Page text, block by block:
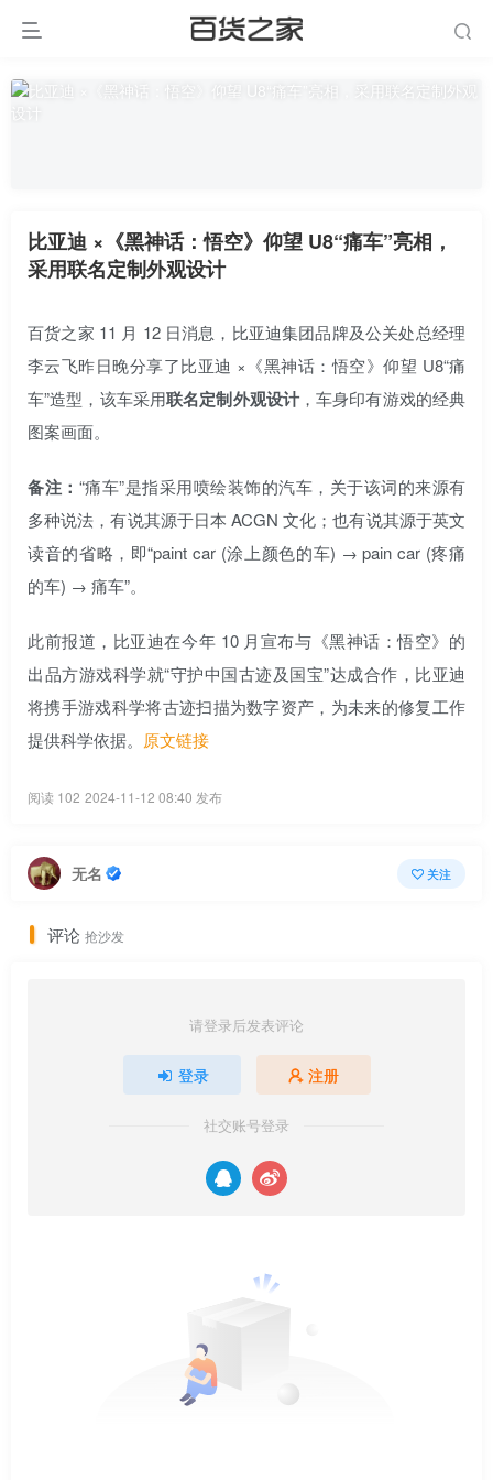
比亚迪 ×《黑神话：悟空》仰望 U8“痛车”亮相，
采用联名定制外观设计
百货之家 11 月 12 日消息，比亚迪集团品牌及公关处总经理
李云飞昨日晚分享了比亚迪 ×《黑神话：悟空》仰望 U8“痛
车”造型，该车采用联名定制外观设计，车身印有游戏的经典
图案画面。
备注： “痛车”是指采用喷绘装饰的汽车，关于该词的来源有
多种说法，有说其源于日本 ACGN 文化；也有说其源于英文
读音的省略，即“paint car (涂上颜色的车) → pain car (疼痛
的车) → 痛车”。
此前报道，比亚迪在今年 10 月宣布与《黑神话：悟空》的
出品方游戏科学就“守护中国古迹及国宝”达成合作，比亚迪
将携手游戏科学将古迹扫描为数字资产，为未来的修复工作
提供科学依据。 原文链接
阅读 102 2024-11-12 08:40 发布
无名 关注
评论 抢沙发
请登录后发表评论
登录 注册
社交账号登录